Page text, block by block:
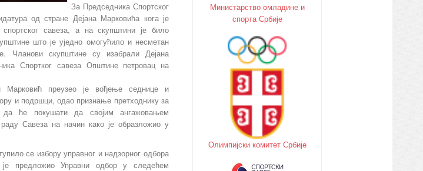
За Председника Спортског
од стране Дејана Марковића кога је
савеза, а на скупштини је било
што је уједно омогућило и несметан
Чланови скупштине су изабрали Дејана
Спортког савеза Општине петровац на
Марковић преузео је вођење седнице и
и подршци, одао признање претходнику за
ће покушати да својим ангажовањем
Савеза на начин како је образложио у
се избору управног и надзорног одбора
је предложио Управни одбор у следећем
Министарство oмладине и
спорта Србије
Олимпијски комитет Србије